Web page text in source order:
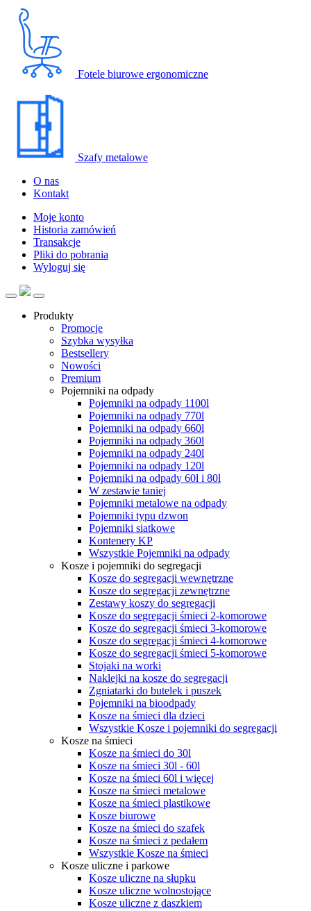
Fotele biurowe ergonomiczne
Szafy metalowe
O nas
Kontakt
Moje konto
Historia zamówień
Transakcje
Pliki do pobrania
Wyloguj się
Produkty
Promocje
Szybka wysyłka
Bestsellery
Nowości
Premium
Pojemniki na odpady
Pojemniki na odpady 1100l
Pojemniki na odpady 770l
Pojemniki na odpady 660l
Pojemniki na odpady 360l
Pojemniki na odpady 240l
Pojemniki na odpady 120l
Pojemniki na odpady 60l i 80l
W zestawie taniej
Pojemniki metalowe na odpady
Pojemniki typu dzwon
Pojemniki siatkowe
Kontenery KP
Wszystkie Pojemniki na odpady
Kosze i pojemniki do segregacji
Kosze do segregacji wewnętrzne
Kosze do segregacji zewnętrzne
Zestawy koszy do segregacji
Kosze do segregacji śmieci 2-komorowe
Kosze do segregacji śmieci 3-komorowe
Kosze do segregacji śmieci 4-komorowe
Kosze do segregacji śmieci 5-komorowe
Stojaki na worki
Naklejki na kosze do segregacji
Zgniatarki do butelek i puszek
Pojemniki na bioodpady
Kosze na śmieci dla dzieci
Wszystkie Kosze i pojemniki do segregacji
Kosze na śmieci
Kosze na śmieci do 30l
Kosze na śmieci 30l - 60l
Kosze na śmieci 60l i więcej
Kosze na śmieci metalowe
Kosze na śmieci plastikowe
Kosze biurowe
Kosze na śmieci do szafek
Kosze na śmieci z pedałem
Wszystkie Kosze na śmieci
Kosze uliczne i parkowe
Kosze uliczne na słupku
Kosze uliczne wolnostojące
Kosze uliczne z daszkiem